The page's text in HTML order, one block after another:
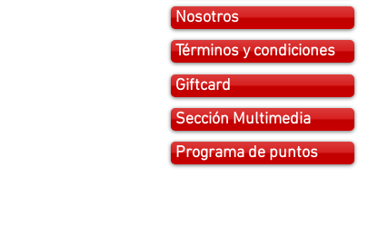
Nosotros
Términos y condiciones
Giftcard
Sección Multimedia
Programa de puntos